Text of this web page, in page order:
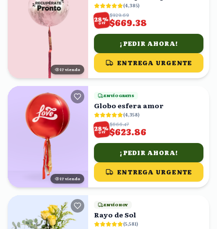
16 viendo
(4,385)
28%
OFF
$929.69
$669.38
¡PEDIR AHORA!
ENTREGA URGENTE
16 viendo
ENVÍO GRATIS
Globo esfera amor
(4,358)
28%
OFF
$866.47
$623.86
¡PEDIR AHORA!
ENTREGA URGENTE
ENVÍO HOY
Rayo de Sol
(5,581)